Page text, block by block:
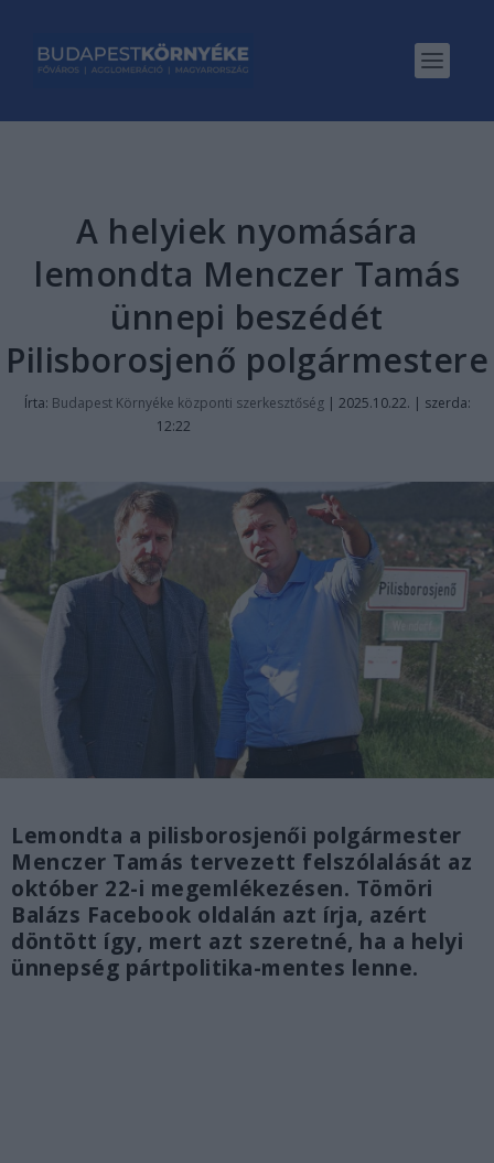
A helyiek nyomására
lemondta Menczer Tamás
ünnepi beszédét
Pilisborosjenő polgármestere
Írta: Budapest Környéke központi szerkesztőség| 2025.10.22. | szerda:
12:22
Lemondta a pilisborosjenői polgármester
Menczer Tamás tervezett felszólalását az
október 22-i megemlékezésen. Tömöri
Balázs Facebook oldalán azt írja, azért
döntött így, mert azt szeretné, ha a helyi
ünnepség pártpolitika-mentes lenne.